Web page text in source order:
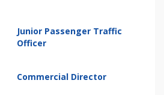
Junior Passenger Traffic
Officer
Commercial Director